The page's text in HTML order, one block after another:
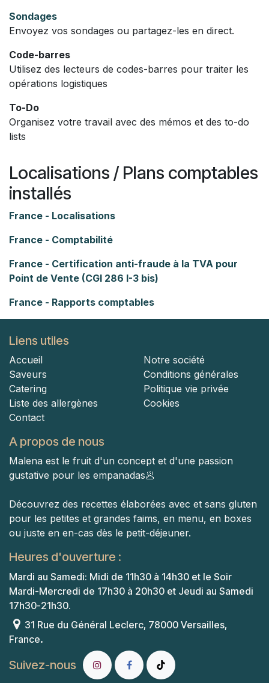
Sondages
Envoyez vos sondages ou partagez-les en direct.
Code-barres
Utilisez des lecteurs de codes-barres pour traiter les
opérations logistiques
To-Do
Organisez votre travail avec des mémos et des to-do
lists
Localisations / Plans comptables
installés
France - Localisations
France - Comptabilité
France - Certification anti-fraude à la TVA pour
Point de Vente (CGI 286 I-3 bis)
France - Rapports comptables
Liens utiles
Accueil
Saveurs
Catering
Liste des allergènes
Contact
Notre société
Conditions générales
Politique vie privée
Cookies
A propos de nous
Malena est le fruit d'un concept et d'une passion
gustative pour les empanadas🥟
Découvrez des recettes élaborées avec et sans gluten
pour les petites et grandes faims, en menu, en boxes
ou juste en en-cas dès le petit-déjeuner.
Heures d'ouverture :
Mardi au Samedi: Midi de 11h30 à 14h30 et le Soir
Mardi-Mercredi de 17h30 à 20h30 et Jeudi au Samedi
17h30-21h30.
31 Rue du Général Leclerc, 78000 Versailles,
France.
Suivez-nous